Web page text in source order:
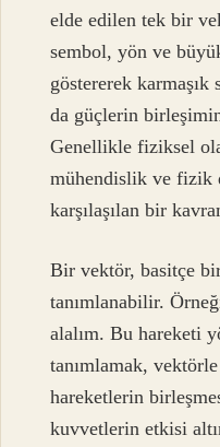
elde edilen tek bir
sembol, yön ve
göstererek
da güçlerin
Genellikle fiziksel
mühendislik ve fizik
karşılaşılan bir
Bir vektör, basitçe
tanımlanabilir.
alalım. Bu hareketi
tanımlamak,
hareketlerin
kuvvetlerin etkisi